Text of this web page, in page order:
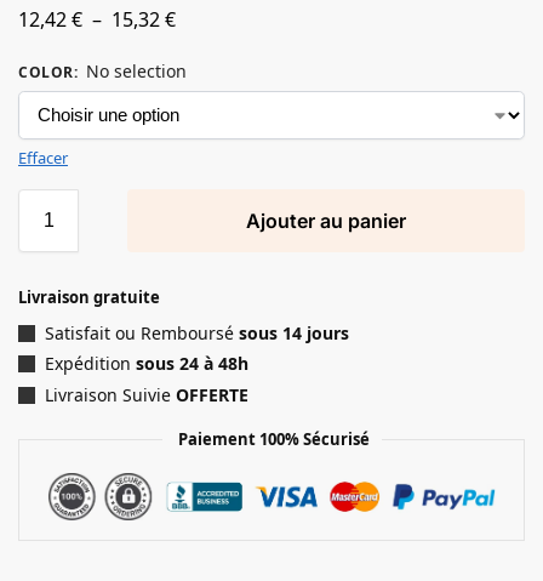
12,42€ – 15,32€
COLOR: No selection
Effacer
Ajouter au panier
Livraison gratuite
Satisfait ou Remboursé sous 14 jours
Expédition sous 24 à 48h
Livraison Suivie OFFERTE
Paiement 100% Sécurisé